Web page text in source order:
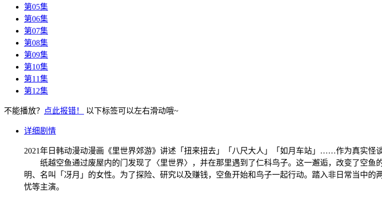
第05集
第06集
第07集
第08集
第09集
第10集
第11集
第12集
不能播放？ 点此报错！ 以下标签可以左右滑动哦~
详细剧情
2021年日韩动漫动漫画《里世界郊游》讲述「扭来扭去」「八尺大人」「如月车站」……作为真实怪
纸越空鱼通过废屋内的门发现了〈里世界〉，并在那里遇到了仁科鸟子。这一邂逅，改变了空鱼
明、名叫「冴月」的女性。为了探险、研究以及赚钱，空鱼开始和鸟子一起行动。踏入非日常当中
忧等主演。